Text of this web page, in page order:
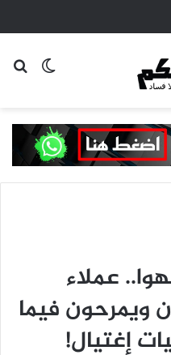
عملاء
ويمرحون فيما
إغتيال!